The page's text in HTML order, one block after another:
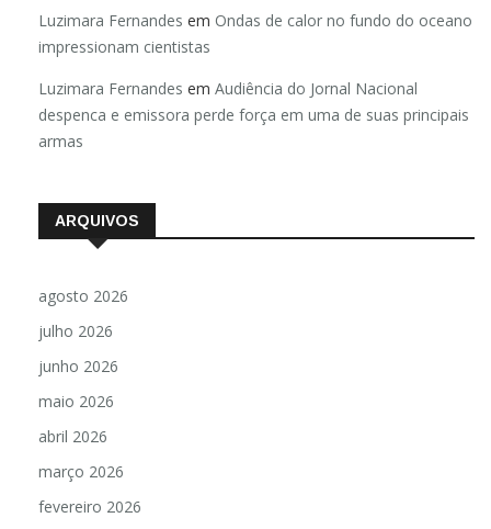
Luzimara Fernandes em Ondas de calor no fundo do oceano
impressionam cientistas
Luzimara Fernandes em Audiência do Jornal Nacional
despenca e emissora perde força em uma de suas principais
armas
ARQUIVOS
agosto 2026
julho 2026
junho 2026
maio 2026
abril 2026
março 2026
fevereiro 2026